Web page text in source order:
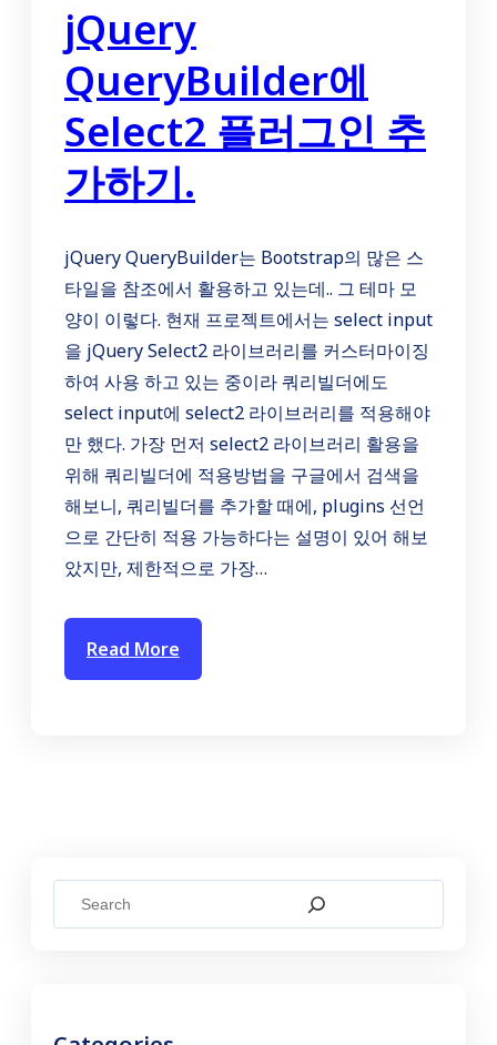
jQuery
QueryBuilder에
Select2 플러그인 추
가하기.
jQuery QueryBuilder는 Bootstrap의 많은 스
타일을 참조에서 활용하고 있는데.. 그 테마 모
양이 이렇다. 현재 프로젝트에서는 select input
을 jQuery Select2 라이브러리를 커스터마이징
하여 사용 하고 있는 중이라 쿼리빌더에도
select input에 select2 라이브러리를 적용해야
만 했다. 가장 먼저 select2 라이브러리 활용을
위해 쿼리빌더에 적용방법을 구글에서 검색을
해보니, 쿼리빌더를 추가할 때에, plugins 선언
으로 간단히 적용 가능하다는 설명이 있어 해보
았지만, 제한적으로 가장…
Read More
e